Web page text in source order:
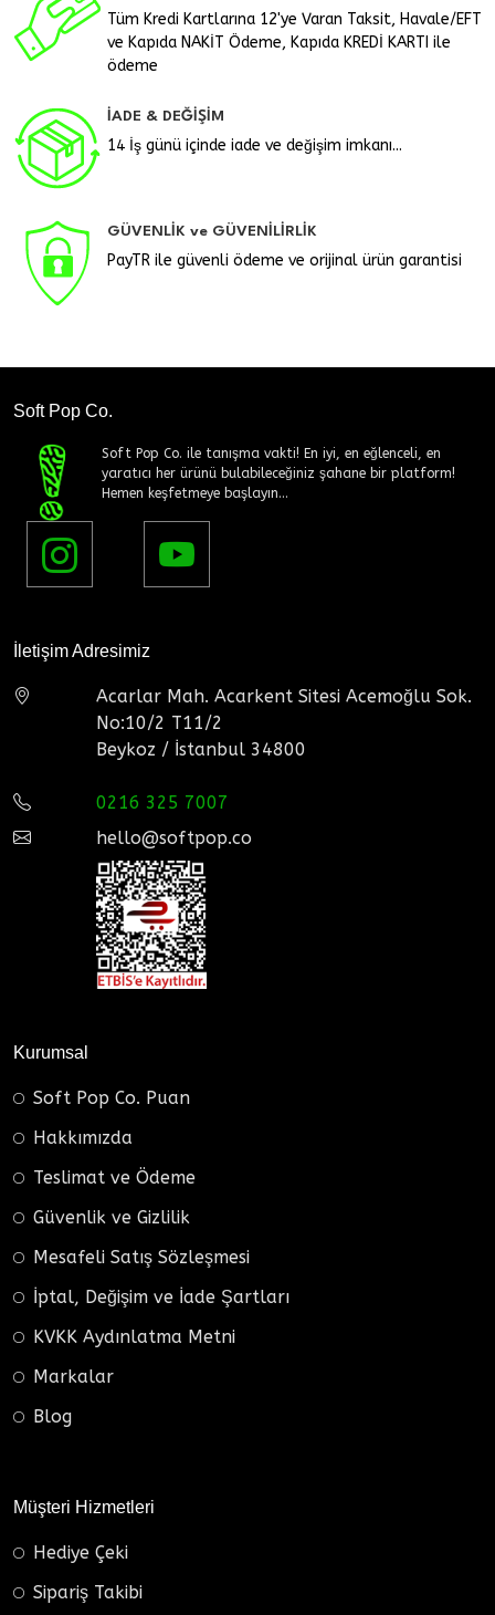
Tüm Kredi Kartlarına 12'ye Varan Taksit, Havale/EFT
ve Kapıda NAKİT Ödeme, Kapıda KREDİ KARTI ile
ödeme
İADE & DEĞİŞİM
14 İş günü içinde iade ve değişim imkanı...
GÜVENLİK ve GÜVENİLİRLİK
PayTR ile güvenli ödeme ve orijinal ürün garantisi
Soft Pop Co.
Soft Pop Co. ile tanışma vakti! En iyi, en eğlenceli, en
yaratıcı her ürünü bulabileceğiniz şahane bir platform!
Hemen keşfetmeye başlayın...
İletişim Adresimiz
Acarlar Mah. Acarkent Sitesi Acemoğlu Sok.
No:10/2 T11/2
Beykoz / İstanbul 34800
0216 325 7007
hello@softpop.co
Kurumsal
Soft Pop Co. Puan
Hakkımızda
Teslimat ve Ödeme
Güvenlik ve Gizlilik
Mesafeli Satış Sözleşmesi
İptal, Değişim ve İade Şartları
KVKK Aydınlatma Metni
Markalar
Blog
Müşteri Hizmetleri
Hediye Çeki
Sipariş Takibi